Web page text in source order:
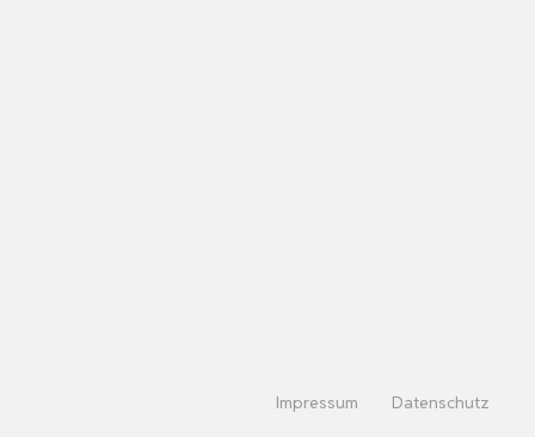
Impressum Datenschutz